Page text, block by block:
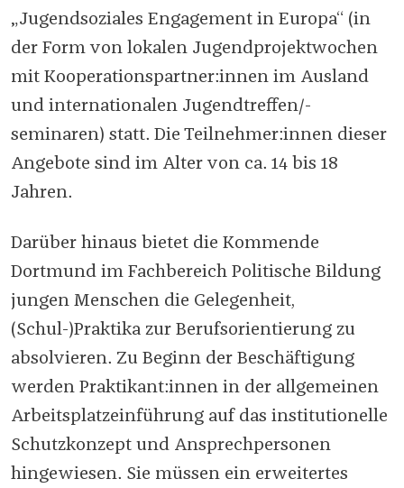
„Jugendsoziales Engagement in Europa“ (in
der Form von lokalen Jugendprojektwochen
mit Kooperationspartner:innen im Ausland
und internationalen Jugendtreffen/-
seminaren) statt. Die Teilnehmer:innen dieser
Angebote sind im Alter von ca. 14 bis 18
Jahren.
Darüber hinaus bietet die Kommende
Dortmund im Fachbereich Politische Bildung
jungen Menschen die Gelegenheit,
(Schul-)Praktika zur Berufsorientierung zu
absolvieren. Zu Beginn der Beschäftigung
werden Praktikant:innen in der allgemeinen
Arbeitsplatzeinführung auf das institutionelle
Schutzkonzept und Ansprechpersonen
hingewiesen. Sie müssen ein erweitertes